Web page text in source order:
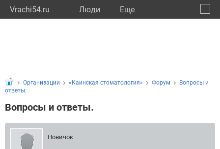
Vrachi54.ru Люди Eще
Организации «Каинская стоматология» Форум
Вопросы и
ответы.
Вопросы и ответы.
Новичок